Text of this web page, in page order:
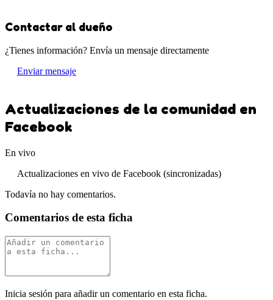
Contactar al dueño
¿Tienes información? Envía un mensaje directamente
Enviar mensaje
Actualizaciones de la comunidad en
Facebook
En vivo
Actualizaciones en vivo de Facebook (sincronizadas)
Todavía no hay comentarios.
Comentarios de esta ficha
Inicia sesión para añadir un comentario en esta ficha.